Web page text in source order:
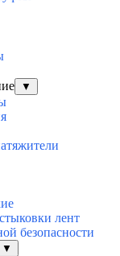
▼
лент
безопасности
▼